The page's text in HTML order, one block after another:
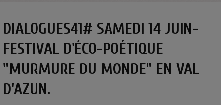
DIALOGUES41# SAMEDI 14 JUIN-
FESTIVAL D'ÉCO-POÉTIQUE
"MURMURE DU MONDE" EN VAL
D'AZUN.